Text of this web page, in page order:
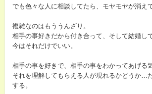
でも色々な人に相談してたら、モヤモヤが消え
複雑なのはもううんざり。
相手の事好きだから付き合って、そして結婚し
今はそれだけでいい。
相手の事を好きで、相手の事をわかってあげる
それを理解してもらえる人が現れるかどうか…
する。